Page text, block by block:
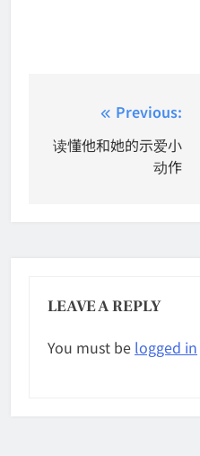
navigation
Previous:
读懂他和她的示爱小
动作
LEAVE A REPLY
You must be logged in